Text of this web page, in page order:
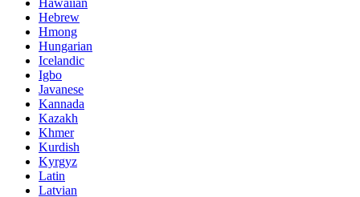
Hebrew
Hmong
Hungarian
Icelandic
Igbo
Javanese
Kannada
Kazakh
Khmer
Kurdish
Kyrgyz
Latin
Latvian